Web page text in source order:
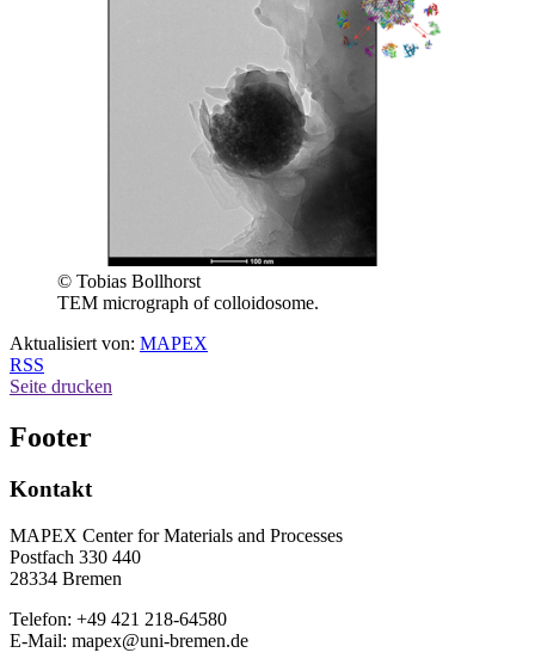
© Tobias Bollhorst
TEM micrograph of colloidosome.
Aktualisiert von: MAPEX
RSS
Seite drucken
Footer
Kontakt
MAPEX Center for Materials and Processes
Postfach 330 440
28334 Bremen
Telefon: +49 421 218-64580
E-Mail: mapex@uni-bremen.de